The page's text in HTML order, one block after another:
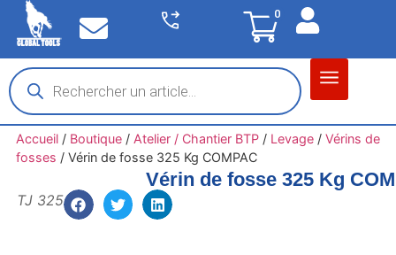
0
Accueil/ Boutique/ Atelier / Chantier BTP/ Levage/ Vérins de
fosses / Vérin de fosse 325 Kg COMPAC
Vérin de fosse 325 Kg
TJ 325